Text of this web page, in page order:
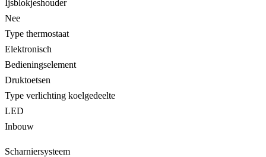
Ijsblokjeshouder
Nee
Type thermostaat
Elektronisch
Bedieningselement
Druktoetsen
Type verlichting koelgedeelte
LED
Inbouw
Scharniersysteem